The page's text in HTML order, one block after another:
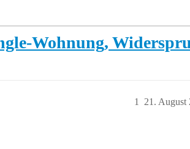
Wohnung,
21. August
1